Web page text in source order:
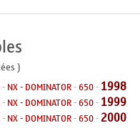
)
-NX - DOMINATOR-650-1998
-NX - DOMINATOR-650-1999
-NX - DOMINATOR-650-2000